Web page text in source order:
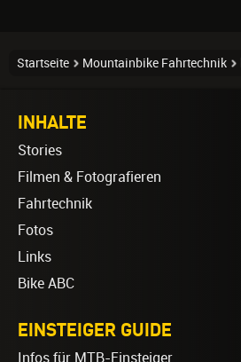
Startseite Mountainbike Fahrtechnik
INHALTE
Stories
Filmen & Fotografieren
Fahrtechnik
Fotos
Links
Bike ABC
EINSTEIGER GUIDE
Infos für MTB-Einsteiger